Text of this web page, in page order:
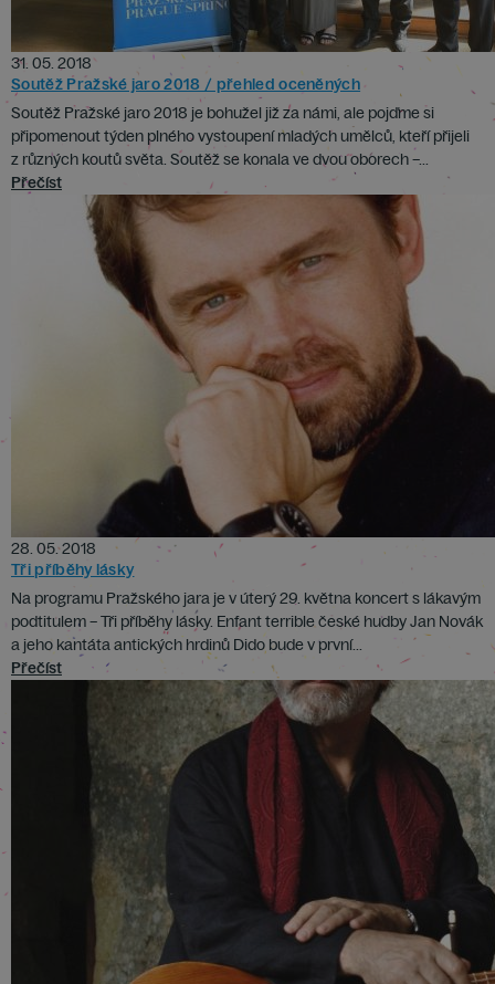
31. 05. 2018
Soutěž Pražské jaro 2018 / přehled oceněných
Soutěž Pražské jaro 2018 je bohužel již za námi, ale pojďme si
připomenout týden plného vystoupení mladých umělců, kteří přijeli
z různých koutů světa. Soutěž se konala ve dvou oborech –...
Přečíst
28. 05. 2018
Tři příběhy lásky
Na programu Pražského jara je v úterý 29. května koncert s lákavým
podtitulem – Tři příběhy lásky. Enfant terrible české hudby Jan Novák
a jeho kantáta antických hrdinů Dido bude v první...
Přečíst